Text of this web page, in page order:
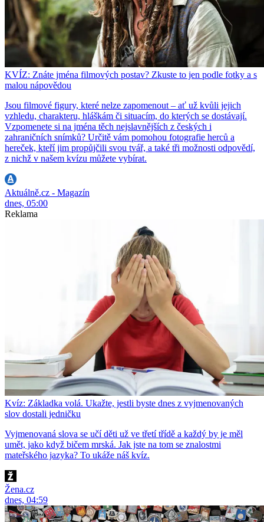
KVÍZ: Znáte jména filmových postav? Zkuste to jen podle fotky a s
malou nápovědou
Jsou filmové figury, které nelze zapomenout – ať už kvůli jejich
vzhledu, charakteru, hláškám či situacím, do kterých se dostávají.
Vzpomenete si na jména těch nejslavnějších z českých i
zahraničních snímků? Určitě vám pomohou fotografie herců a
hereček, kteří jim propůjčili svou tvář, a také tři možnosti odpovědí,
z nichž v našem kvízu můžete vybírat.
Aktuálně.cz - Magazín
dnes, 05:00
Reklama
Kvíz: Základka volá. Ukažte, jestli byste dnes z vyjmenovaných
slov dostali jedničku
Vyjmenovaná slova se učí děti už ve třetí třídě a každý by je měl
umět, jako když bičem mrská. Jak jste na tom se znalostmi
mateřského jazyka? To ukáže náš kvíz.
Žena.cz
dnes, 04:59